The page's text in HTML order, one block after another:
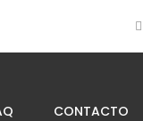
CONTACTO